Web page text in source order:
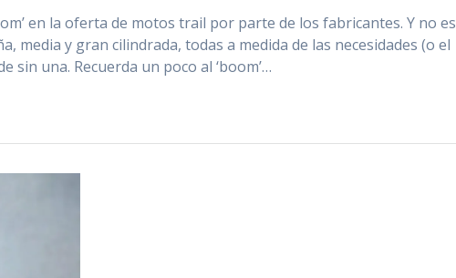
en la oferta de motos trail por parte de los fabricantes. Y no es
media y gran cilindrada, todas a medida de las necesidades (o el
sin una. Recuerda un poco al ‘boom’…